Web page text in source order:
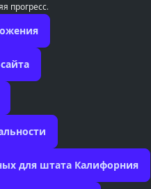
прогресс.
для штата Калифорния